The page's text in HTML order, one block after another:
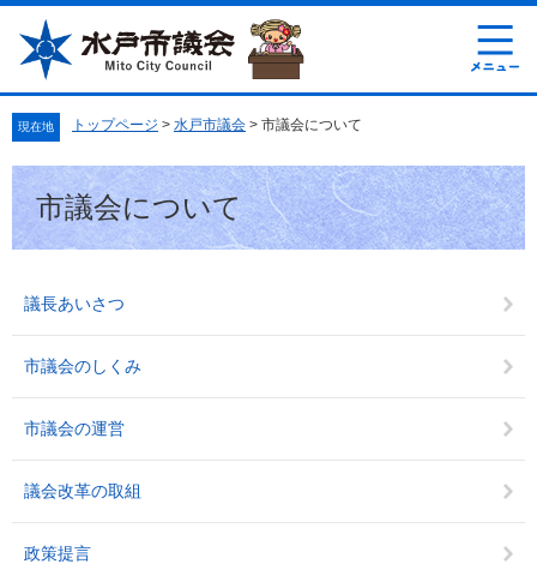
ペ
先
頭
で
メ
を
飛
ば
本
現在地 トップページ > 水戸市議会 > 市議会について
市議会について
議長あいさつ
市議会のしくみ
市議会の運営
議会改革の取組
政策提言